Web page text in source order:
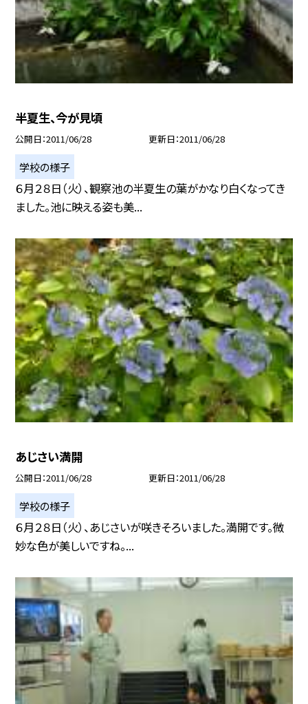
半夏生、今が見頃
公開日 2011/06/28 更新日 2011/06/28
学校の様子
６月２８日（火）、観察池の半夏生の葉がかなり白くなってき
ました。池に映える姿も美...
あじさい満開
公開日 2011/06/28 更新日 2011/06/28
学校の様子
６月２８日（火）、あじさいが咲きそろいました。満開です。微
妙な色が美しいですね。...